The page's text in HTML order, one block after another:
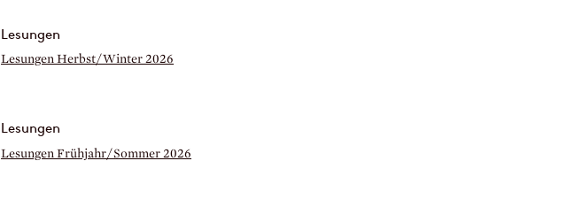
Lesungen
Lesungen Herbst/Winter 2026
Lesungen
Lesungen Frühjahr/Sommer 2026